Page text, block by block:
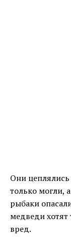
Они цеплялись
только могли,
рыбаки
медведи хотят
вред.